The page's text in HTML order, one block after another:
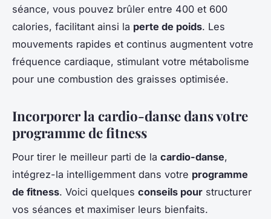
séance, vous pouvez brûler entre 400 et 600
calories, facilitant ainsi la perte de poids. Les
mouvements rapides et continus augmentent votre
fréquence cardiaque, stimulant votre métabolisme
pour une combustion des graisses optimisée.
Incorporer la cardio-danse dans votre
programme de fitness
Pour tirer le meilleur parti de la cardio-danse,
intégrez-la intelligemment dans votre programme
de fitness. Voici quelques conseils pour structurer
vos séances et maximiser leurs bienfaits.